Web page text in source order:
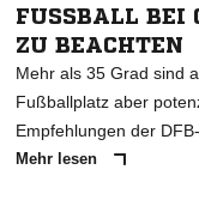
FUSSBALL BEI
BEACHTEN
Mehr als 35 Grad sind
Fußballplatz aber
Empfehlungen der
Mehr lesen